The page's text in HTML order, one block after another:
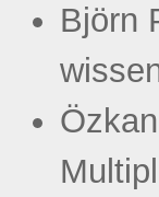
Björn